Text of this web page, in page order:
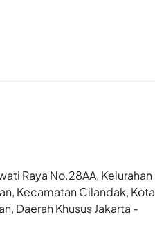
Raya No.28AA, Kelurahan
Kecamatan Cilandak, Kota
Daerah Khusus Jakarta -